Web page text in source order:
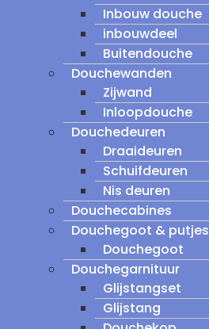
Inbouw douche
inbouwdeel
Buitendouche
Douchewanden
Zijwand
Inloopdouche
Douchedeuren
Draaideuren
Schuifdeuren
Nis deuren
Douchecabines
Douchegoot & putjes
Douchegoot
Douchegarnituur
Glijstangset
Glijstang